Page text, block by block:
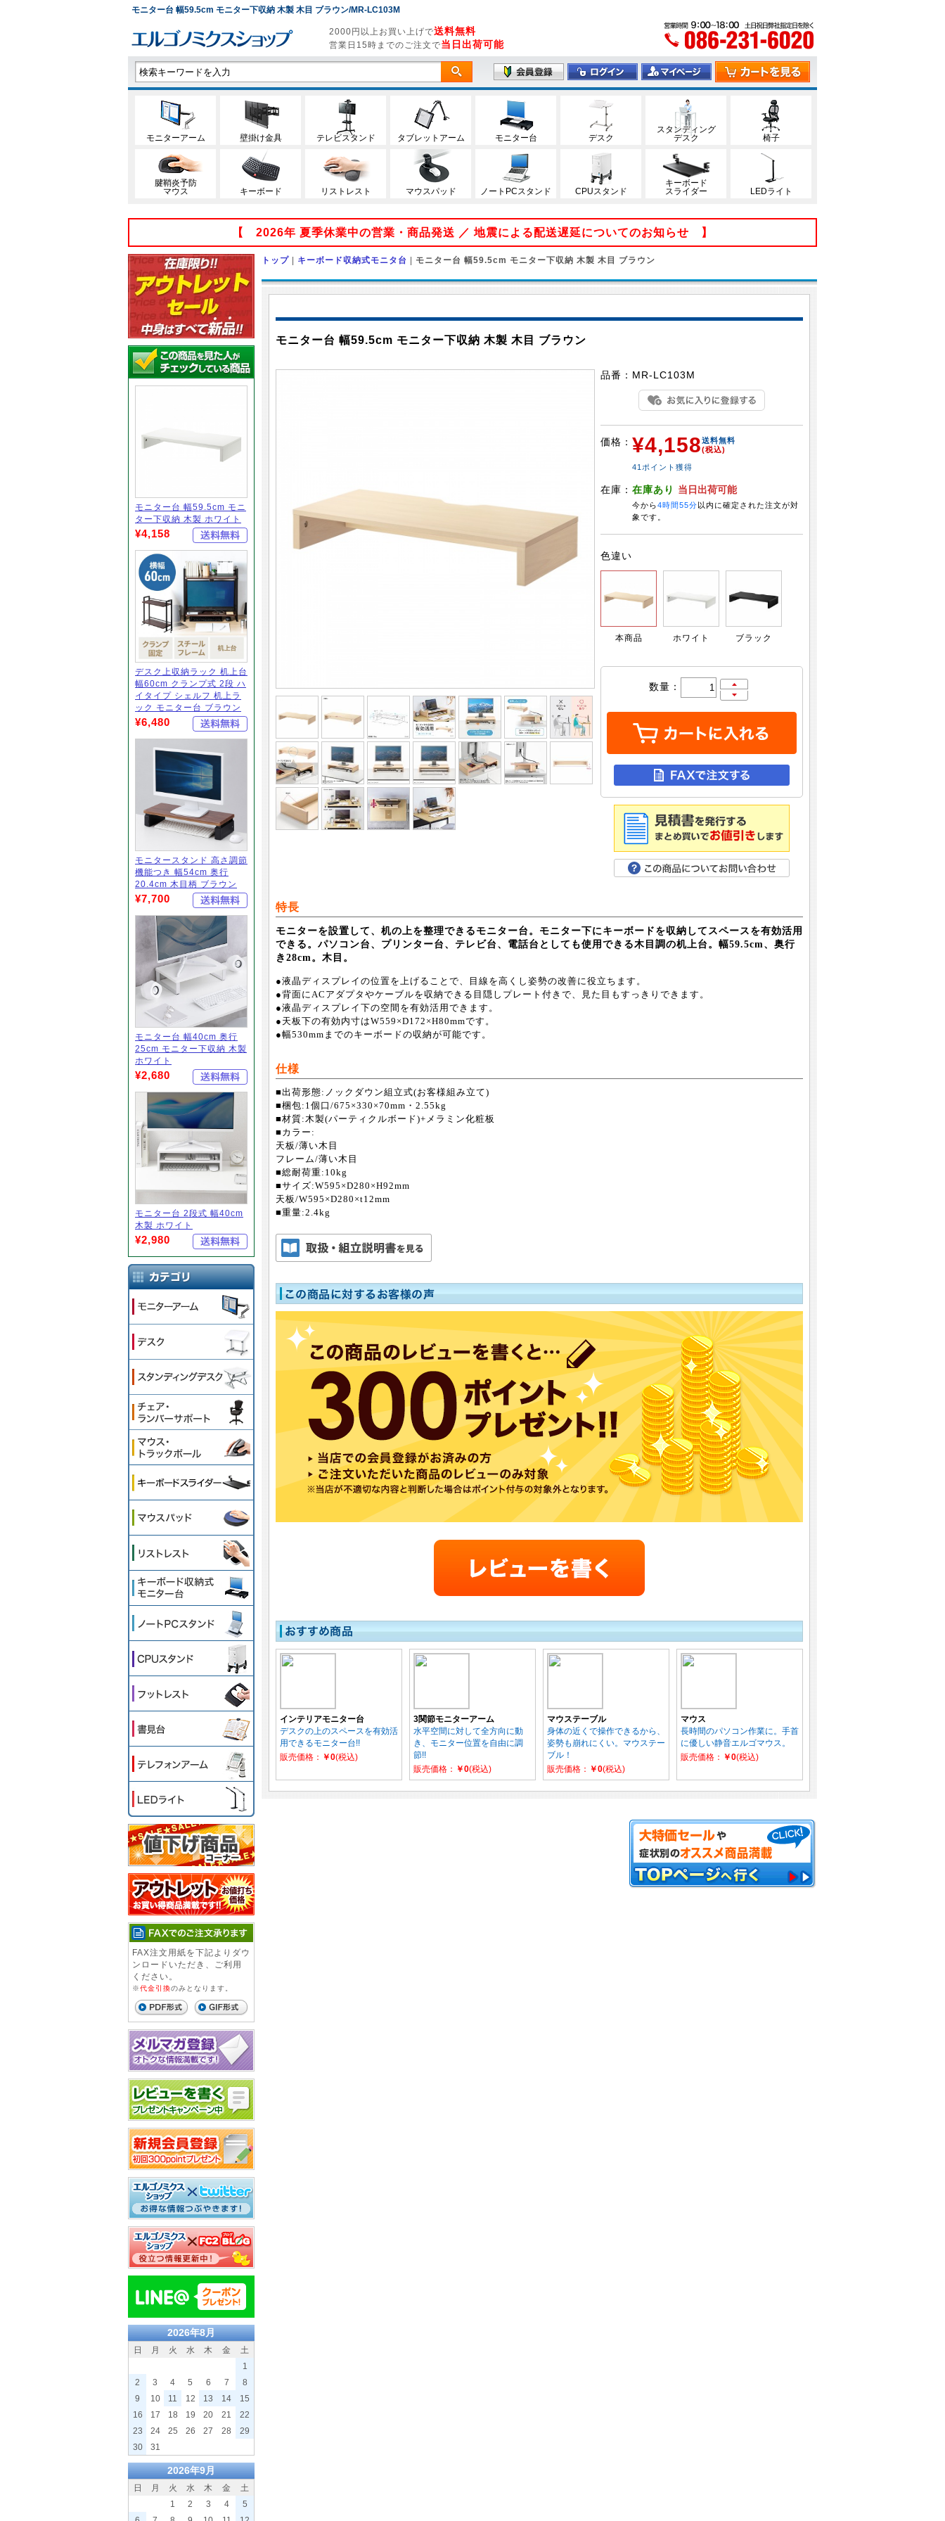
モニター台 幅59.5cm モニター下収納 木製 木目 ブラウン/MR-LC103M
2000円以上お買い上げで送料無料
営業日15時までのご注文で当日出荷可能
モニターアーム 壁掛け金具 テレビスタンド タブレットアーム モニター台 デスク
スタンディング
デスク
椅子
腱鞘炎予防
マウス
キーボード リストレスト マウスパッド ノートPCスタンド CPUスタンド
キーボード
スライダー
LEDライト
【 2026年 夏季休業中の営業・商品発送 ／ 地震による配送遅延についてのお知らせ 】
モニター台 幅59.5cm モニ
ター下収納 木製 ホワイト
¥4,158
デスク上収納ラック 机上台
幅60cm クランプ式 2段 ハ
イタイプ シェルフ 机上ラ
ック モニター台 ブラウン
¥6,480
モニタースタンド 高さ調節
機能つき 幅54cm 奥行
20.4cm 木目柄 ブラウン
¥7,700
モニター台 幅40cm 奥行
25cm モニター下収納 木製
ホワイト
¥2,680
モニター台 2段式 幅40cm
木製 ホワイト
¥2,980
FAX注文用紙を下記よりダウ
ンロードいただき、ご利用
ください。
※代金引換のみとなります。
2026年8月
日 月 火 水 木 金
土
1
2
3 4 5 6 7
8
9
10 11 12 13 14
15
16
17 18 19 20 21
22
23
24 25 26 27 28
29
30
31
2026年9月
日 月 火 水 木 金
土
1
2 3 4
5
トップ | キーボード収納式モニタ台 | モニター台 幅59.5cm モニター下収納 木製 木目 ブラウン
モニター台 幅59.5cm モニター下収納 木製 木目 ブラウン
品番： MR-LC103M
価格： ¥4,158送料無料
(税込)
41ポイント獲得
在庫： 在庫あり 当日出荷可能
今から4時間55分以内に確定された注文が対
象です。
色違い
本商品 ホワイト ブラック
数量：
特長
モニターを設置して、机の上を整理できるモニター台。モニター下にキーボードを収納してスペースを有効活用
できる。パソコン台、プリンター台、テレビ台、電話台としても使用できる木目調の机上台。幅59.5cm、奥行
き28cm。木目。
●液晶ディスプレイの位置を上げることで、目線を高くし姿勢の改善に役立ちます。
●背面にACアダプタやケーブルを収納できる目隠しプレート付きで、見た目もすっきりできます。
●液晶ディスプレイ下の空間を有効活用できます。
●天板下の有効内寸はW559×D172×H80mmです。
●幅530mmまでのキーボードの収納が可能です。
仕様
■出荷形態:ノックダウン組立式(お客様組み立て)
■梱包:1個口/675×330×70mm・2.55kg
■材質:木製(パーティクルボード)+メラミン化粧板
■カラー:
天板/薄い木目
フレーム/薄い木目
■総耐荷重:10kg
■サイズ:W595×D280×H92mm
天板/W595×D280×t12mm
■重量:2.4kg
インテリアモニター台
デスクの上のスペースを有効活
用できるモニター台!!
販売価格：
￥0(税込)
3関節モニターアーム
水平空間に対して全方向に動
き、モニター位置を自由に調
節!!
販売価格：
￥0(税込)
マウステーブル
身体の近くで操作できるから、
姿勢も崩れにくい。マウステー
ブル！
販売価格：
￥0(税込)
マウス
長時間のパソコン作業に。手首
に優しい静音エルゴマウス。
販売価格：
￥0(税込)